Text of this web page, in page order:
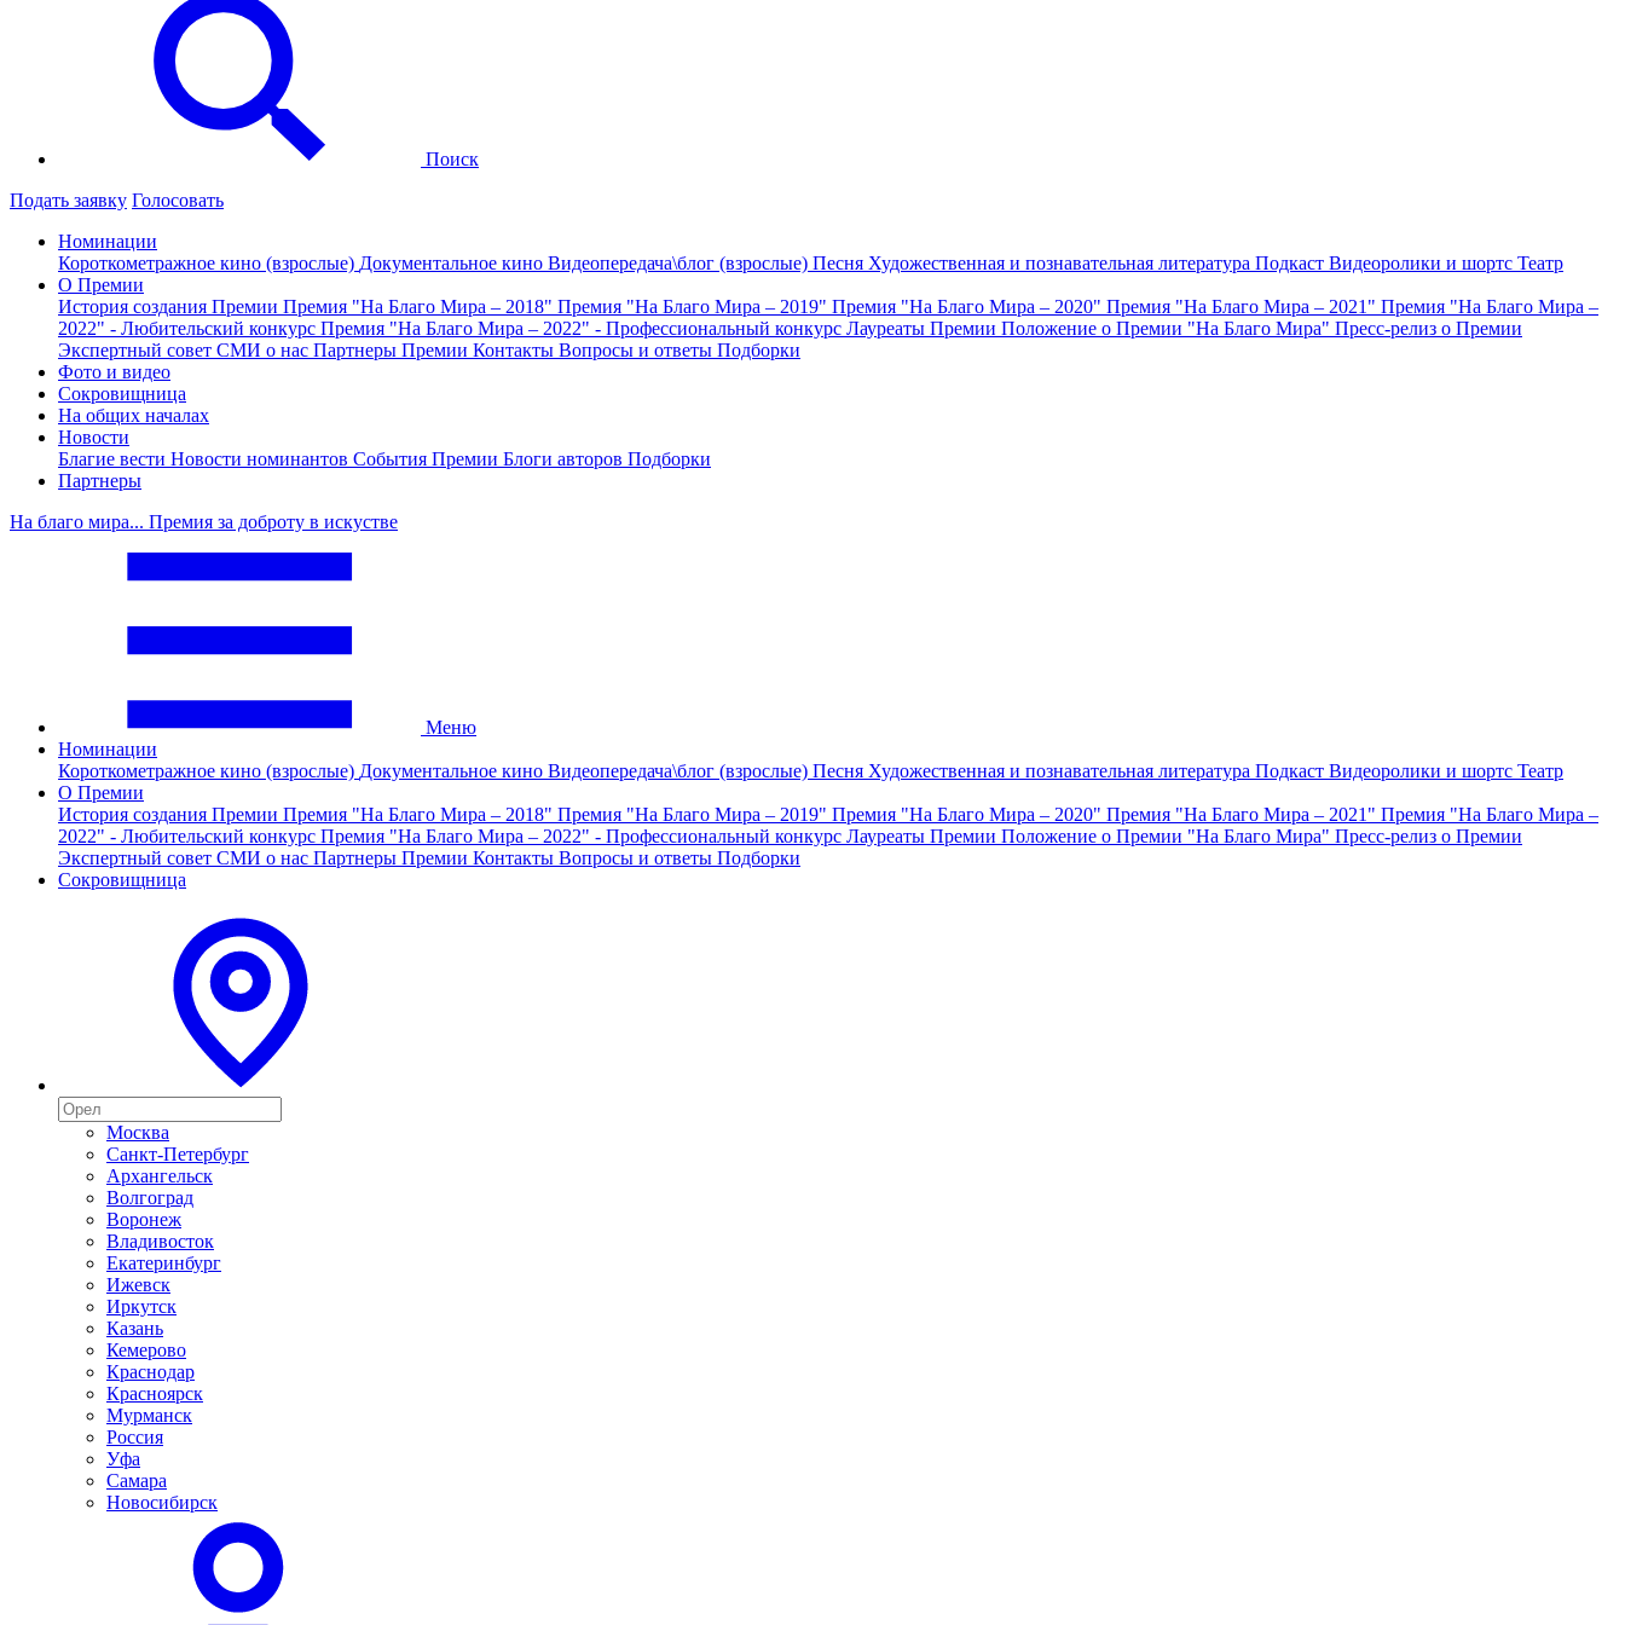
Поиск
Подать заявку Голосовать
Номинации
Короткометражное кино (взрослые) Документальное кино Видеопередача\блог (взрослые) Песня Художественная и познавательная литература Подкаст Видеоролики и шортс Театр
О Премии
История создания Премии Премия "На Благо Мира – 2018" Премия "На Благо Мира – 2019" Премия "На Благо Мира – 2020" Премия "На Благо Мира – 2021" Премия "На Благо Мира –
2022" - Любительский конкурс Премия "На Благо Мира – 2022" - Профессиональный конкурс Лауреаты Премии Положение о Премии "На Благо Мира" Пресс-релиз о Премии
Экспертный совет СМИ о нас Партнеры Премии Контакты Вопросы и ответы Подборки
Фото и видео
Сокровищница
На общих началах
Новости
Благие вести Новости номинантов События Премии Блоги авторов Подборки
Партнеры
На благо мира... Премия за доброту в искустве
Меню
Номинации
Короткометражное кино (взрослые) Документальное кино Видеопередача\блог (взрослые) Песня Художественная и познавательная литература Подкаст Видеоролики и шортс Театр
О Премии
История создания Премии Премия "На Благо Мира – 2018" Премия "На Благо Мира – 2019" Премия "На Благо Мира – 2020" Премия "На Благо Мира – 2021" Премия "На Благо Мира –
2022" - Любительский конкурс Премия "На Благо Мира – 2022" - Профессиональный конкурс Лауреаты Премии Положение о Премии "На Благо Мира" Пресс-релиз о Премии
Экспертный совет СМИ о нас Партнеры Премии Контакты Вопросы и ответы Подборки
Сокровищница
Москва
Санкт-Петербург
Архангельск
Волгоград
Воронеж
Владивосток
Екатеринбург
Ижевск
Иркутск
Казань
Кемерово
Краснодар
Красноярск
Мурманск
Россия
Уфа
Самара
Новосибирск